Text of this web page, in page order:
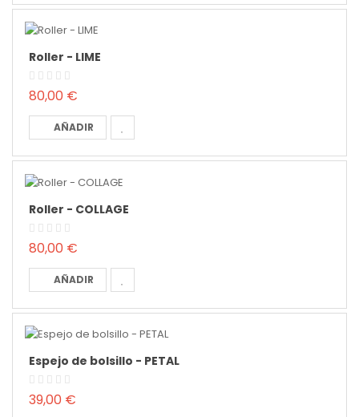
Roller - LIME
80,00 €
AÑADIR
Roller - COLLAGE
80,00 €
AÑADIR
Espejo de bolsillo - PETAL
39,00 €